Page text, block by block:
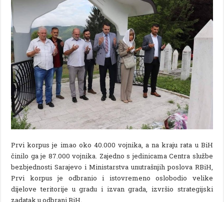
Prvi korpus je imao oko 40.000 vojnika, a na kraju rata u BiH
činilo ga je 87.000 vojnika. Zajedno s jedinicama Centra službe
bezbjednosti Sarajevo i Ministarstva unutrašnjih poslova RBiH,
Prvi korpus je odbranio i istovremeno oslobodio velike
dijelove teritorije u gradu i izvan grada, izvršio strategijski
zadatak u odbrani BiH.